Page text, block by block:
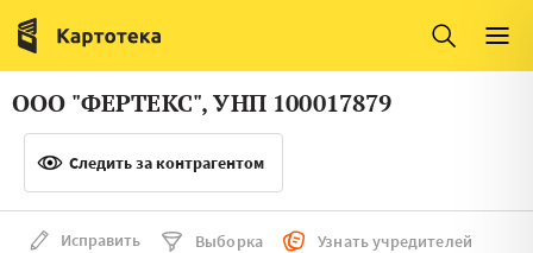
Италия
Люксембург
Литва
Нидерланды
ООО "ФЕРТЕКС", УНП 100017879
Следить за контрагентом
Исправить Выборка
Узнать учредителей